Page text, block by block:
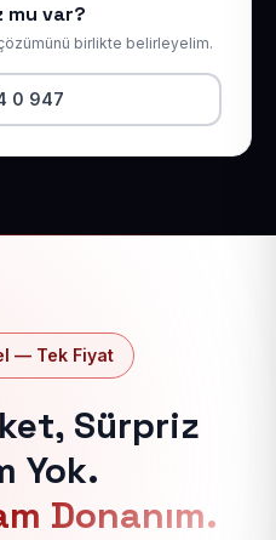
mu var?
birlikte belirleyelim.
0 947
— Tek Fiyat
Sürpriz
Yok.
Donanım.